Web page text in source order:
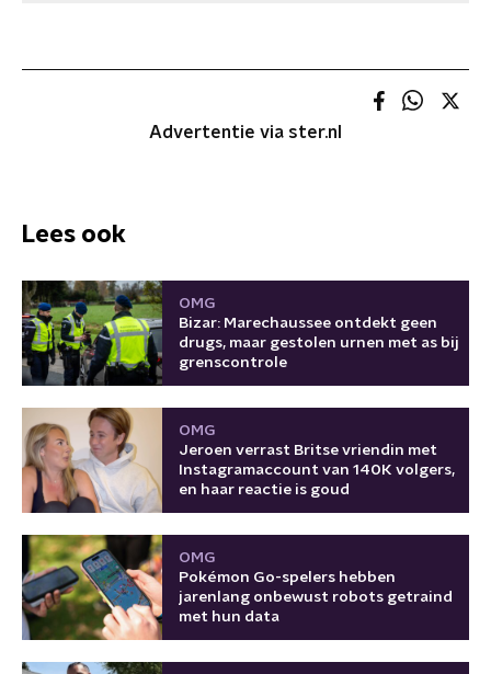
Advertentie via ster.nl
Lees ook
OMG
Bizar: Marechaussee ontdekt geen
drugs, maar gestolen urnen met as bij
grenscontrole
OMG
Jeroen verrast Britse vriendin met
Instagramaccount van 140K volgers,
en haar reactie is goud
OMG
Pokémon Go-spelers hebben
jarenlang onbewust robots getraind
met hun data